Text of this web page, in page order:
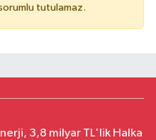
tutulamaz.
3,8 milyar TL'lik Halka